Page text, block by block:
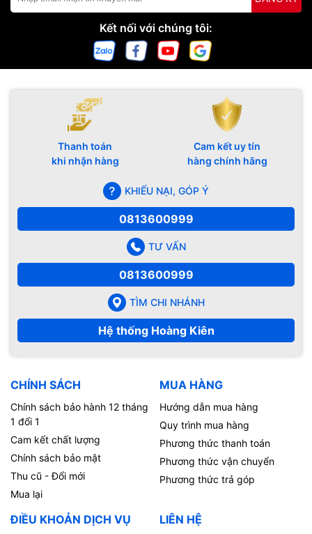
Kết nối với chúng tôi:
Thanh toán
khi nhận hàng
Cam kết uy tín
hàng chính hãng
KHIẾU NẠI, GÓP Ý
0813600999
TƯ VẤN
0813600999
TÌM CHI NHÁNH
Hệ thống Hoàng Kiên
CHÍNH SÁCH
Chính sách bảo hành 12 tháng
1 đổi 1
Cam kết chất lượng
Chính sách bảo mật
Thu cũ - Đổi mới
Mua lại
MUA HÀNG
Hướng dẫn mua hàng
Quy trình mua hàng
Phương thức thanh toán
Phương thức vận chuyển
Phương thức trả góp
ĐIỀU KHOẢN DỊCH VỤ LIÊN HỆ